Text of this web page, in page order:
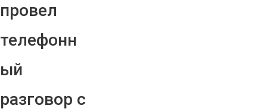
провел
телефонн
ый
разговор с